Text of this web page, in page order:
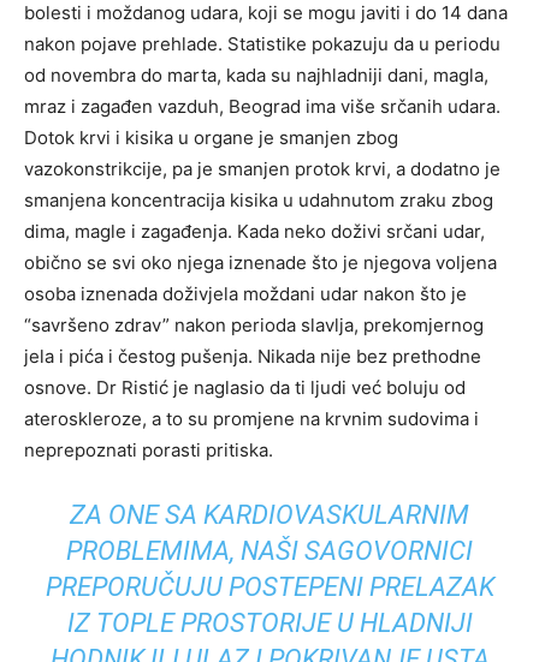
bolesti i moždanog udara, koji se mogu javiti i do 14 dana
nakon pojave prehlade. Statistike pokazuju da u periodu
od novembra do marta, kada su najhladniji dani, magla,
mraz i zagađen vazduh, Beograd ima više srčanih udara.
Dotok krvi i kisika u organe je smanjen zbog
vazokonstrikcije, pa je smanjen protok krvi, a dodatno je
smanjena koncentracija kisika u udahnutom zraku zbog
dima, magle i zagađenja. Kada neko doživi srčani udar,
obično se svi oko njega iznenade što je njegova voljena
osoba iznenada doživjela moždani udar nakon što je
“savršeno zdrav” nakon perioda slavlja, prekomjernog
jela i pića i čestog pušenja. Nikada nije bez prethodne
osnove. Dr Ristić je naglasio da ti ljudi već boluju od
ateroskleroze, a to su promjene na krvnim sudovima i
neprepoznati porasti pritiska.
ZA ONE SA KARDIOVASKULARNIM
PROBLEMIMA, NAŠI SAGOVORNICI
PREPORUČUJU POSTEPENI PRELAZAK
IZ TOPLE PROSTORIJE U HLADNIJI